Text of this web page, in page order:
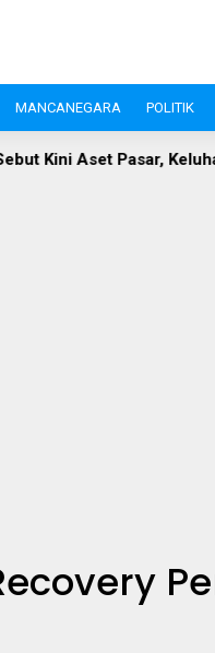
MANCANEGARA POLITIK
Keluhan Warga Siap